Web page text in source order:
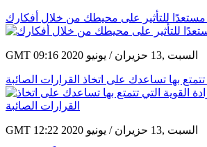
للتأثير على محيطك من خلال أفكارك
GMT 09:16 2020 السبت ,13 حزيران / يونيو
تتمتع بها تساعدك على اتخاذ القرارات الصائبة
GMT 12:22 2020 السبت ,13 حزيران / يونيو